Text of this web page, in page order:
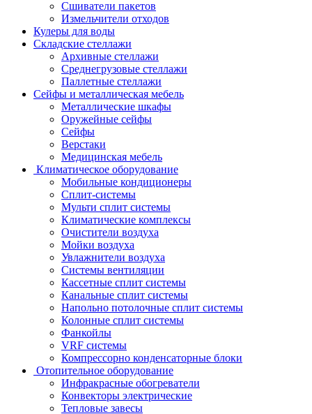
Сшиватели пакетов
Измельчители отходов
Кулеры для воды
Складские стеллажи
Архивные стеллажи
Среднегрузовые стеллажи
Паллетные стеллажи
Сейфы и металлическая мебель
Металлические шкафы
Оружейные сейфы
Сейфы
Верстаки
Медицинская мебель
Климатическое оборудование
Мобильные кондиционеры
Сплит-системы
Мульти сплит системы
Климатические комплексы
Очистители воздуха
Мойки воздуха
Увлажнители воздуха
Системы вентиляции
Кассетные сплит системы
Канальные сплит системы
Напольно потолочные сплит системы
Колонные сплит системы
Фанкойлы
VRF системы
Компрессорно конденсаторные блоки
Отопительное оборудование
Инфракрасные обогреватели
Конвекторы электрические
Тепловые завесы